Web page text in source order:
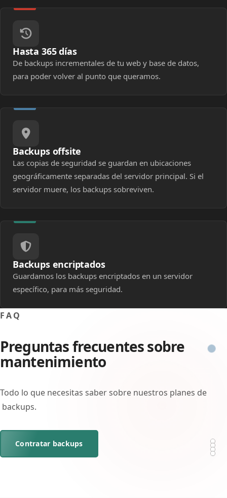
Hasta 365 días
De backups incrementales de tu web y base de datos,
para poder volver al punto que queramos.
Backups offsite
Las copias de seguridad se guardan en ubicaciones
geográficamente separadas del servidor principal. Si el
servidor muere, los backups sobreviven.
Backups encriptados
Guardamos los backups encriptados en un servidor
específico, para más seguridad.
FAQ
Preguntas frecuentes sobre
mantenimiento
Todo lo que necesitas saber sobre nuestros planes de
backups.
Contratar backups